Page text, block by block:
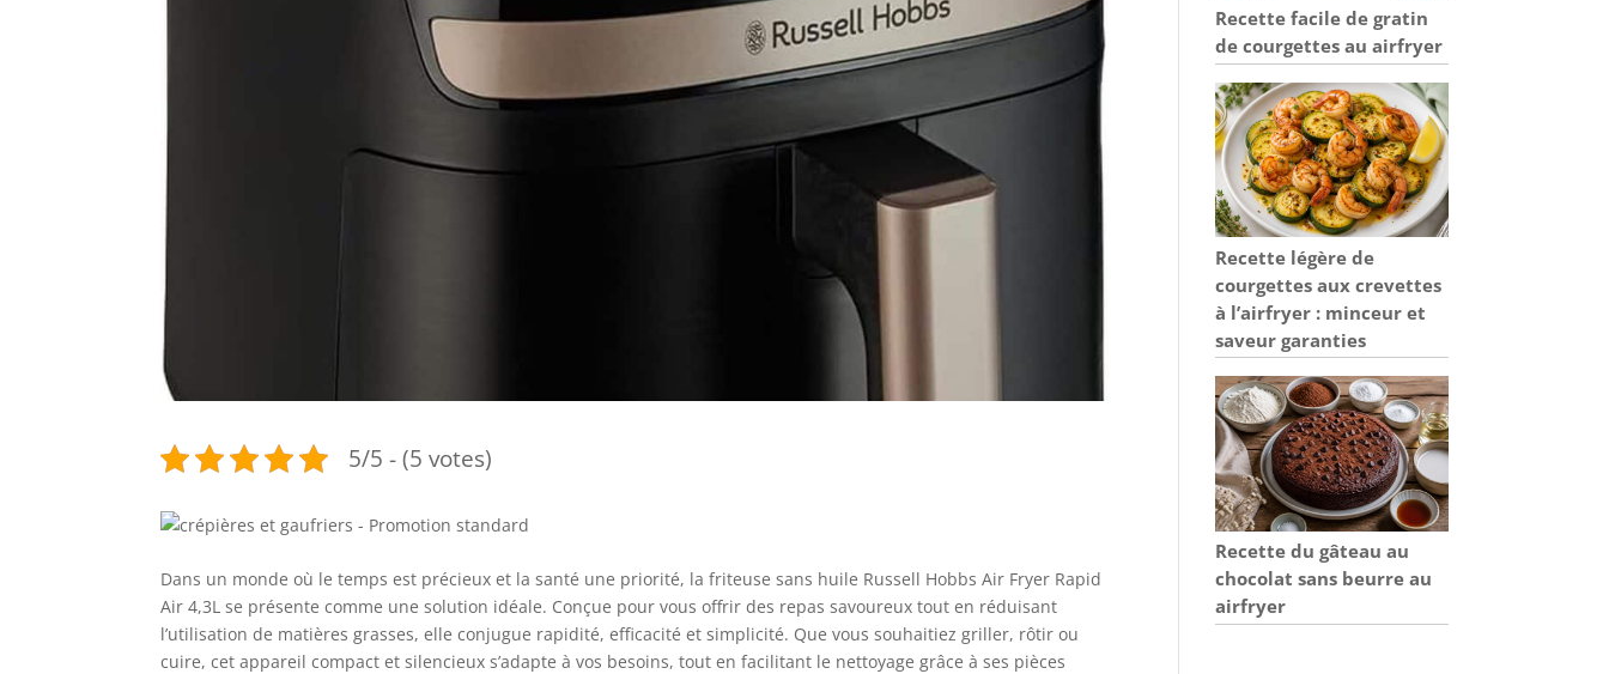
5/5 - (5 votes)
Dans un monde où le temps est précieux et la santé une priorité, la friteuse sans huile Russell Hobbs Air Fryer Rapid
Air 4,3L se présente comme une solution idéale. Conçue pour vous offrir des repas savoureux tout en réduisant
l’utilisation de matières grasses, elle conjugue rapidité, efficacité et simplicité. Que vous souhaitiez griller, rôtir ou
cuire, cet appareil compact et silencieux s’adapte à vos besoins, tout en facilitant le nettoyage grâce à ses pièces
Recette facile de gratin
de courgettes au airfryer
Recette légère de
courgettes aux crevettes
à l’airfryer : minceur et
saveur garanties
Recette du gâteau au
chocolat sans beurre au
airfryer